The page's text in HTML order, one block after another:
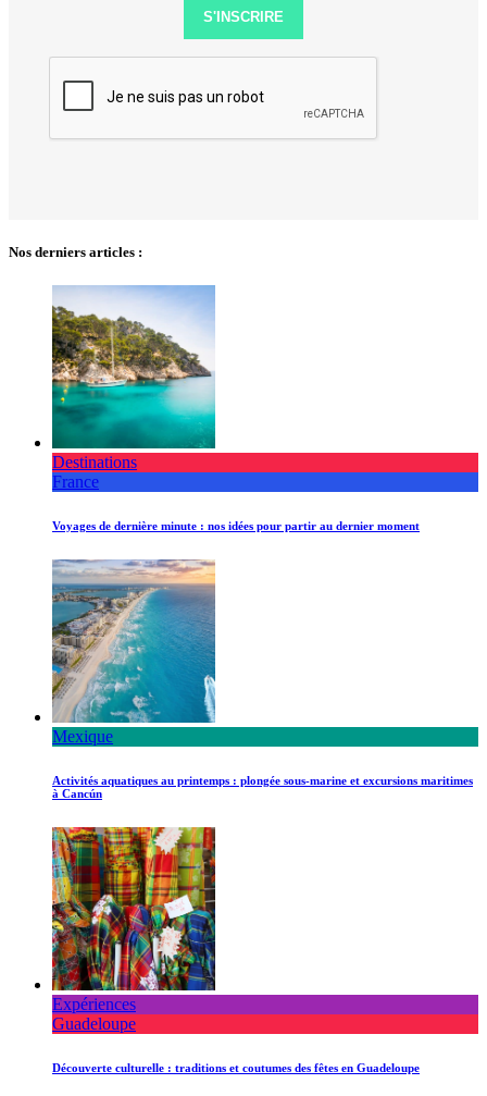
S'INSCRIRE
Nos derniers articles :
Destinations
France
Voyages de dernière minute : nos idées pour partir au dernier moment
Mexique
Activités aquatiques au printemps : plongée sous-marine et excursions maritimes
à Cancún
Expériences
Guadeloupe
Découverte culturelle : traditions et coutumes des fêtes en Guadeloupe